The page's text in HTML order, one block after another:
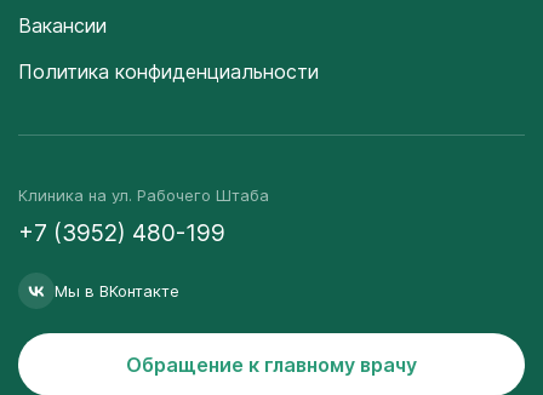
Вакансии
Политика конфиденциальности
Клиника на ул. Рабочего Штаба
+7 (3952) 480-199
Мы в ВКонтакте
Обращение к главному врачу